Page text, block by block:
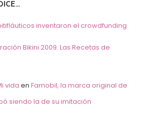
inventaron el crowdfunding
Bikini 2009: Las Recetas de
vida en Famobil, la marca original de
siendo la de su imitación